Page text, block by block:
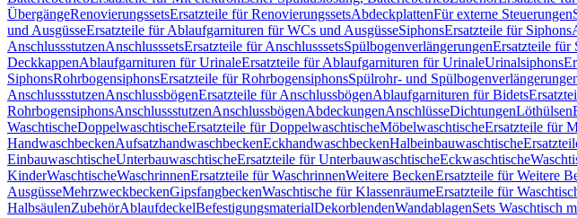
ÜbergängeRenovierungssetsErsatzteile für RenovierungssetsAbdeckplattenFür externe Steuerungen
und AusgüsseErsatzteile für Ablaufgarnituren für WCs und AusgüsseSiphonsErsatzteile für Siphons
AnschlussstutzenAnschlusssetsErsatzteile für AnschlusssetsSpülbogenverlängerungenErsatzteile für
DeckkappenAblaufgarnituren für UrinaleErsatzteile für Ablaufgarnituren für UrinaleUrinalsiphons
SiphonsRohrbogensiphonsErsatzteile für RohrbogensiphonsSpülrohr- und
AnschlussstutzenAnschlussbögenErsatzteile für AnschlussbögenAblaufgarnituren für Bidets
RohrbogensiphonsAnschlussstutzenAnschlussbögenAbdeckungenAnschlüsseDichtungenLöthülsen
WaschtischeDoppelwaschtischeErsatzteile für DoppelwaschtischeMöbelwaschtischeErsatzteile für
HandwaschbeckenAufsatzhandwaschbeckenEckhandwaschbeckenHalbeinbauwaschtische
EinbauwaschtischeUnterbauwaschtischeErsatzteile für UnterbauwaschtischeEckwaschtische
KinderWaschtischeWaschrinnenErsatzteile für WaschrinnenWeitere BeckenErsatzteile für Weitere
AusgüsseMehrzweckbeckenGipsfangbeckenWaschtische für KlassenräumeErsatzteile für
HalbsäulenZubehörAblaufdeckelBefestigungsmaterialDekorblendenWandablagenSets Waschtisch